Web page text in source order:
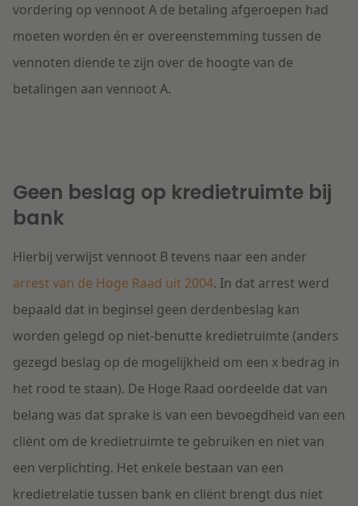
vordering op vennoot A de betaling afgeroepen had
moeten worden én er overeenstemming tussen de
vennoten diende te zijn over de hoogte van de
betalingen aan vennoot A.
Geen beslag op kredietruimte bij
bank
Hierbij verwijst vennoot B tevens naar een ander
arrest van de Hoge Raad uit 2004. In dat arrest werd
bepaald dat in beginsel geen derdenbeslag kan
worden gelegd op niet-benutte kredietruimte (anders
gezegd beslag op de mogelijkheid om een x bedrag in
het rood te staan). De Hoge Raad oordeelde dat van
belang was dat sprake is van een bevoegdheid van een
cliënt om de kredietruimte te gebruiken en niet van
een verplichting. Het enkele bestaan van een
kredietrelatie tussen bank en cliënt brengt dus niet